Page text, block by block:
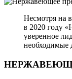
Несмотря на
в 2020 году
уверенное
необходимые